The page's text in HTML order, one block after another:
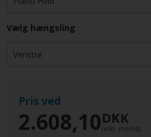
Vælg hængsling
Pris ved
2.608,10DKK
(inkl. moms)